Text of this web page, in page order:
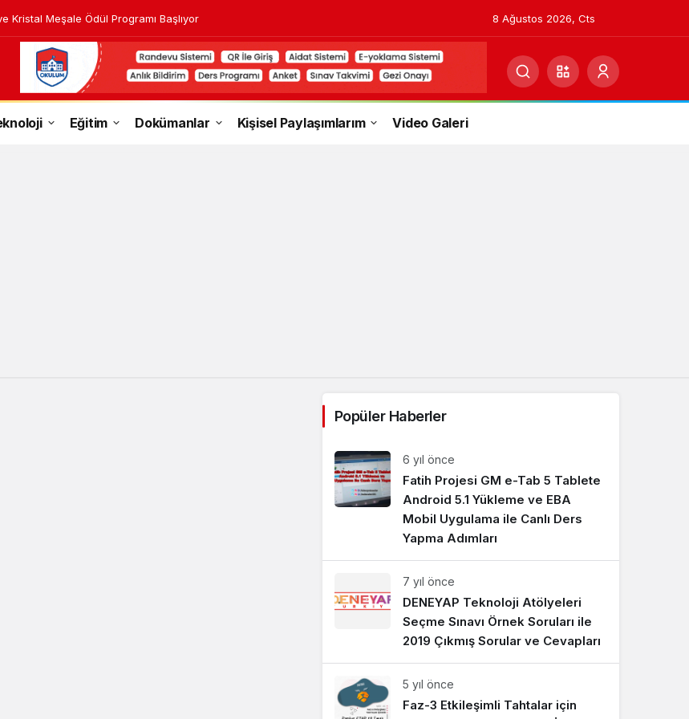
Kristal Meşale Ödül Programı Başlıyor 8 Ağustos 2026, Cts
Eğitim Dokümanlar Kişisel Paylaşımlarım Video Galeri
Popüler Haberler
6 yıl önce
Fatih Projesi GM e-Tab 5 Tablete
Android 5.1 Yükleme ve EBA
Mobil Uygulama ile Canlı Ders
Yapma Adımları
7 yıl önce
DENEYAP Teknoloji Atölyeleri
Seçme Sınavı Örnek Soruları ile
2019 Çıkmış Sorular ve Cevapları
5 yıl önce
Faz-3 Etkileşimli Tahtalar için